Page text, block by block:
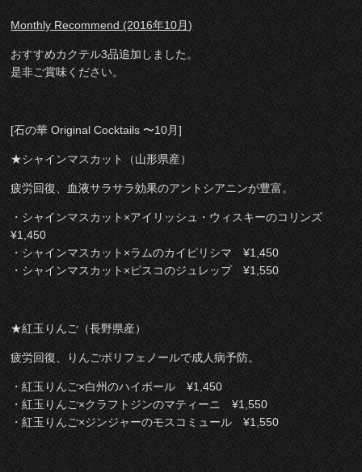
Monthly Recommend (2016年10月)
おすすめカクテル3品追加しました。
是非ご賞味ください。
[石の華 Original Cocktails 〜10月]
★シャインマスカット（山形県産）
疲労回復、血液サラサラ効果のアントシアニンが豊富。
・シャインマスカット×アイリッシュ・ウィスキーのコリンズ
¥1,450
・シャインマスカット×ラムのカイピリシマ ¥1,450
・シャインマスカット×ピスコのジュレップ ¥1,550
★紅玉りんご（長野県産）
疲労回復、りんごポリフェノールで成人病予防。
・紅玉りんご×白州のハイボール ¥1,450
・紅玉りんご×クラフトジンのマティーニ ¥1,550
・紅玉りんご×ジンジャーのモスコミュール ¥1,550